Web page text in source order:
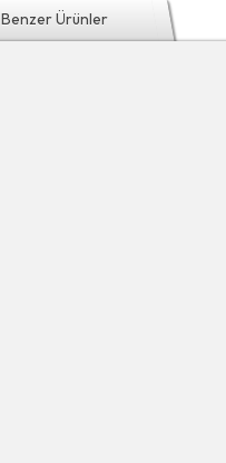
Benzer Ürünler